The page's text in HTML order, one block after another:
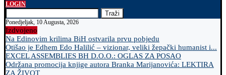
LOGIN
Traži
Ponedjeljak, 10 Augusta, 2026
Izdvojeno
Na Edinovim krilima BiH ostvarila prvu pobjedu
Otišao je Edhem Edo Halilić – vizionar, veliki žepački humanist i...
EXCEL ASSEMBLIES BH D.O.O.: OGLAS ZA POSAO
Održana promocija knjige autora Branka Marijanovića: LEKTIRA
ZA ŽIVOT